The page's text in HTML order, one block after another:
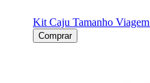
Kit Caju Tamanho Viagem
Comprar